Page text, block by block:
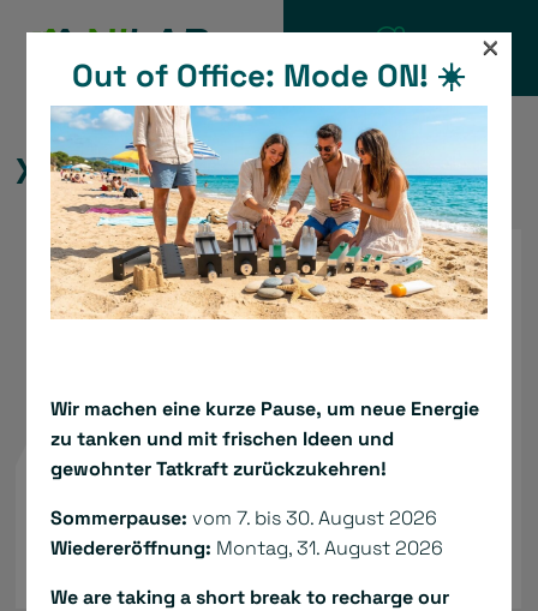
contenuto
CATALOGO
XtrapulsPac
Out of Office: Mode ON! ☀️
Wir machen eine kurze Pause, um neue Energie
zu tanken und mit frischen Ideen und
gewohnter Tatkraft zurückzukehren!
Sommerpause: vom 7. bis 30. August 2026
Wiedereröffnung: Montag, 31. August 2026
We are taking a short break to recharge our
×